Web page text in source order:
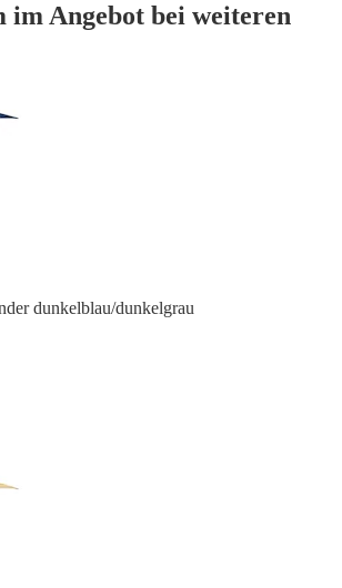
im Angebot bei weiteren
dunkelblau/dunkelgrau